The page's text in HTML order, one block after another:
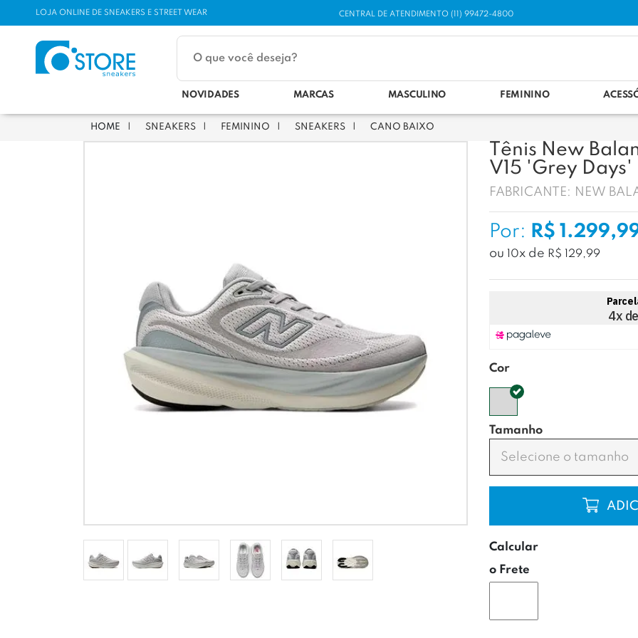
LOJA ONLINE DE SNEAKERS E STREET WEAR CENTRAL DE ATENDIMENTO (11) 99472-4800
NOVIDADES MARCAS MASCULINO FEMININO
SNEAKERS FEMININO SNEAKERS CANO BAIXO
Tênis New
V15 'Grey Days'
FABRICANTE: NEW
Por: R$
ou 10x de R$ 129,99
Cor
Tamanho
Selecione o tamanho
Calcular
o Frete